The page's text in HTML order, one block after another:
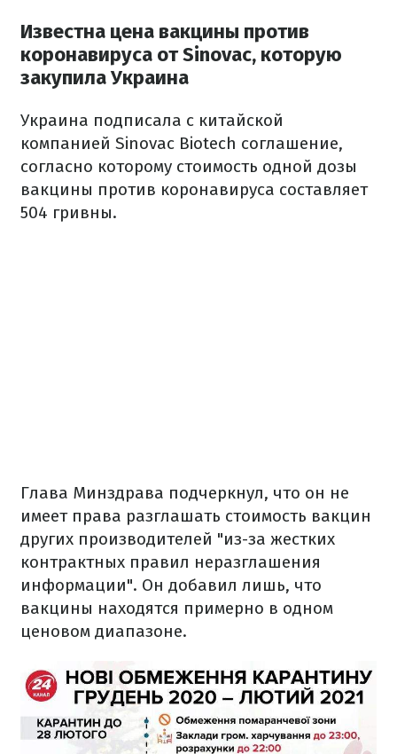
Известна цена вакцины против
коронавируса от Sinovac, которую
закупила Украина
Украина подписала с китайской
компанией Sinovac Biotech соглашение,
согласно которому стоимость одной дозы
вакцины против коронавируса составляет
504 гривны.
Глава Минздрава подчеркнул, что он не
имеет права разглашать стоимость вакцин
других производителей "из-за жестких
контрактных правил неразглашения
информации". Он добавил лишь, что
вакцины находятся примерно в одном
ценовом диапазоне.